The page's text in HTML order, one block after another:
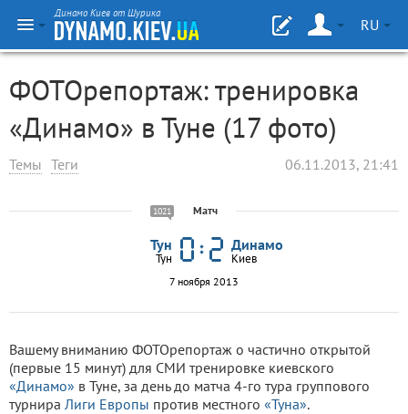
Динамо Киев от Шурика
RU
ФОТОрепортаж: тренировка
«Динамо» в Туне (17 фото)
Темы Теги 06.11.2013, 21:41
1021 Матч
Тун
Тун
Динамо
Киев
7 ноября 2013
Вашему вниманию ФОТОрепортаж о частично открытой
(первые 15 минут) для СМИ тренировке киевского
«Динамо» в Туне, за день до матча 4-го тура группового
турнира Лиги Европы против местного «Туна».